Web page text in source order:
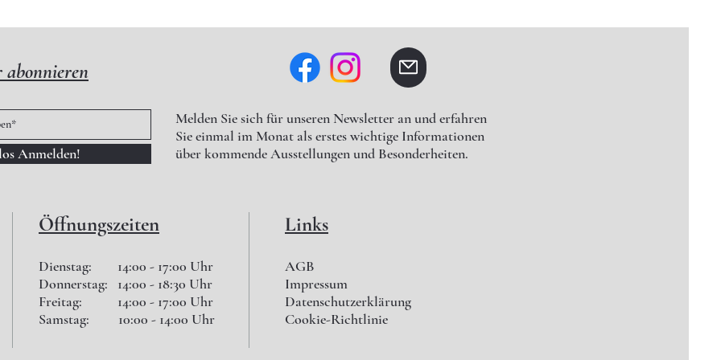
Anmelden!
Melden Sie sich für unseren Newsletter an und erfahren
Sie einmal im Monat als erstes wichtige Informationen
über kommende Ausstellungen und Besonderheiten.
Öffnungszeiten
Dienstag: 14:00 - 17:00 Uhr
Donnerstag: 14:00 - 18:30 Uhr
Freitag: 14:00 - 17:00 Uhr
Samstag: 10:00 - 14:00 Uhr
Links
AGB
Impressum
Datenschutzerklärung
Cookie-Richtlinie